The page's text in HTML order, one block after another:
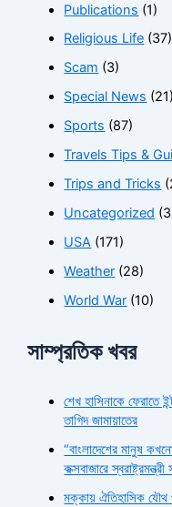
Publications (1)
Religious Life (37)
Scam (3)
Special News (21)
Sports (87)
Travels Tips &
Trips and Tricks
Uncategorized
USA (171)
Weather (28)
World War (10)
সাম্প্রতিক খবর
শেখ হাসিনাকে ফেরাতে
তাগিদ জামায়াতের
“বাংলাদেশের মানুষ
কক্সবাজারে
মক্কায় ঐতিহাসিক যৌথ